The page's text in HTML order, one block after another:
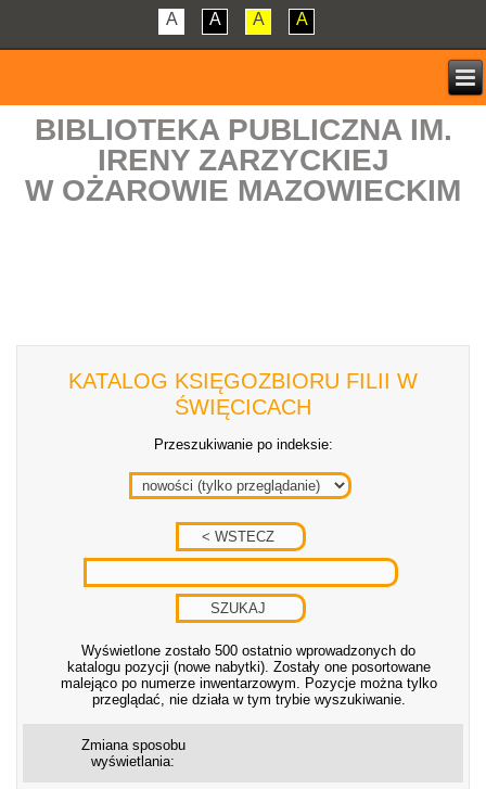
A A A A
BIBLIOTEKA PUBLICZNA IM.
IRENY ZARZYCKIEJ
W OŻAROWIE MAZOWIECKIM
KATALOG KSIĘGOZBIORU FILII W
ŚWIĘCICACH
Przeszukiwanie po indeksie:
Wyświetlone zostało 500 ostatnio wprowadzonych do
katalogu pozycji (nowe nabytki). Zostały one posortowane
malejąco po numerze inwentarzowym. Pozycje można tylko
przeglądać, nie działa w tym trybie wyszukiwanie.
Zmiana sposobu
wyświetlania: